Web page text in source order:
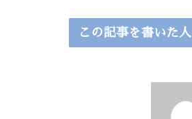
この記事を書いた人